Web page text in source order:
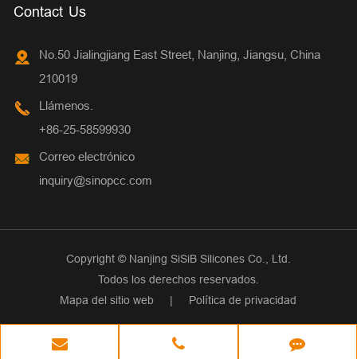
Contact Us
No.50 Jialingjiang East Street, Nanjing, Jiangsu, China
210019
Llámenos.
+86-25-58599930
Correo electrónico
inquiry@sinopcc.com
Copyright © Nanjing SiSiB Silicones Co., Ltd.
Todos los derechos reservados.
Mapa del sitio web
| Política de privacidad